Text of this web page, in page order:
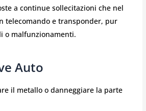
a continue sollecitazioni che nel
telecomando e transponder, pur
o malfunzionamenti.
Auto
il metallo o danneggiare la parte